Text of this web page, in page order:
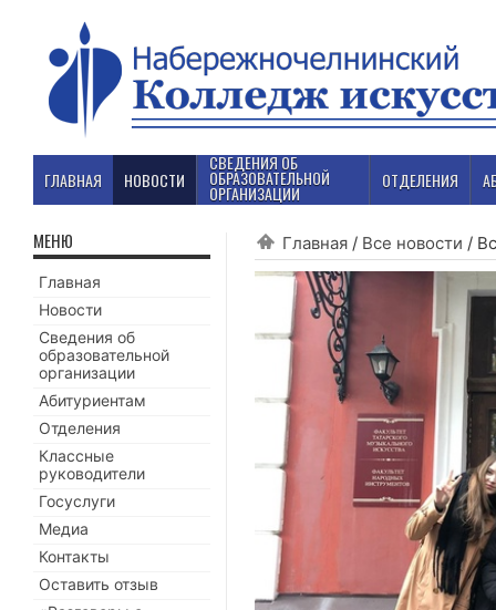
ГЛАВНАЯ НОВОСТИ
СВЕДЕНИЯ ОБ
ОБРАЗОВАТЕЛЬНОЙ
ОРГАНИЗАЦИИ
ОТДЕЛЕНИЯ
Главная / Все новости /
МЕНЮ
Главная
Новости
Сведения об
образовательной
организации
Абитуриентам
Отделения
Классные
руководители
Госуслуги
Медиа
Контакты
Оставить отзыв